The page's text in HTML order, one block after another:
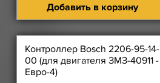
Добавить в корзину
Контроллер Bosch 2206-95-14-
00 (для двигателя ЗМЗ-40911 -
Евро-4)